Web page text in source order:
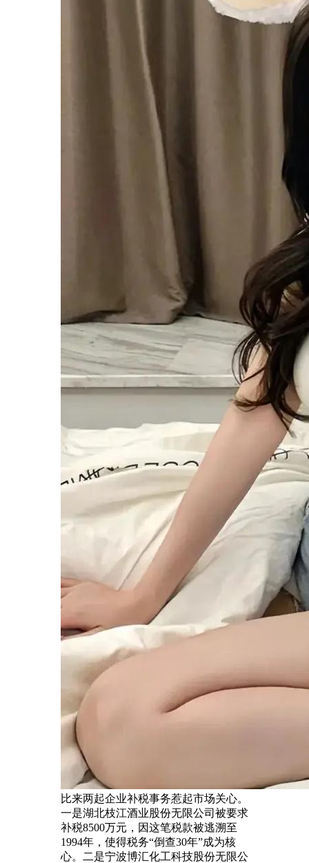
比来两起企业补税事务惹起市场关心。
一是湖北枝江酒业股份无限公司被要求
补税8500万元，因这笔税款被逃溯至
1994年，使得税务“倒查30年”成为核
心。二是宁波博汇化工科技股份无限公